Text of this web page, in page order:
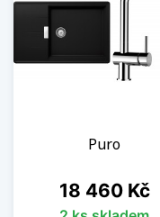
Puro
Cena
18 460 Kč